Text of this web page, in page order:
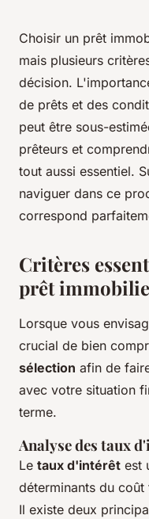
Choisir un prêt
mais plusieurs
décision.
de prêts et des
peut être sous-
prêteurs et
tout aussi essentiel.
naviguer dans ce
correspond
Critères
prêt
Lorsque vous
crucial de bien
sélection afin de
avec votre situation
terme.
Analyse des taux
Le taux d'intérêt est
déterminants du
Il existe deux